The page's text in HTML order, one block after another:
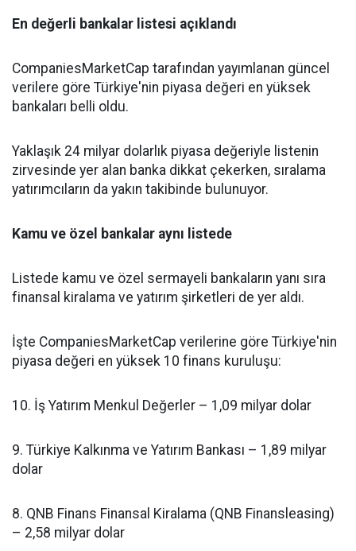
En değerli bankalar listesi açıklandı
CompaniesMarketCap tarafından yayımlanan güncel
verilere göre Türkiye'nin piyasa değeri en yüksek
bankaları belli oldu.
Yaklaşık 24 milyar dolarlık piyasa değeriyle listenin
zirvesinde yer alan banka dikkat çekerken, sıralama
yatırımcıların da yakın takibinde bulunuyor.
Kamu ve özel bankalar aynı listede
Listede kamu ve özel sermayeli bankaların yanı sıra
finansal kiralama ve yatırım şirketleri de yer aldı.
İşte CompaniesMarketCap verilerine göre Türkiye'nin
piyasa değeri en yüksek 10 finans kuruluşu:
10. İş Yatırım Menkul Değerler – 1,09 milyar dolar
9. Türkiye Kalkınma ve Yatırım Bankası – 1,89 milyar
dolar
8. QNB Finans Finansal Kiralama (QNB Finansleasing)
– 2,58 milyar dolar